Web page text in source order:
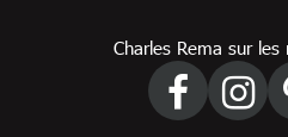
Charles Rema sur les